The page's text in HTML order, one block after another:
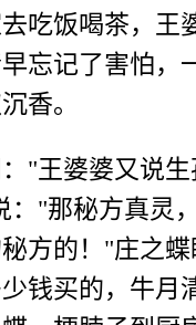
吃饭喝茶，王
忘记了害怕，
香。
"王婆婆又说
："那秘方真灵
方的！"庄之
钱买的，牛月